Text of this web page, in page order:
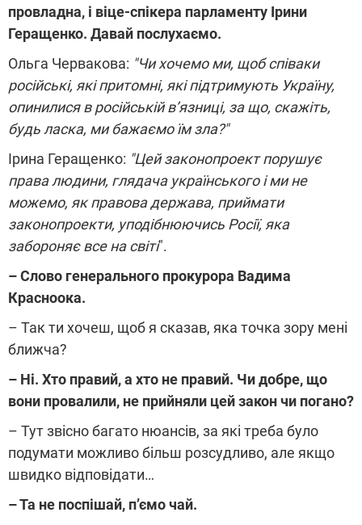
провладна, і віце-спікера парламенту Ірини
Геращенко. Давай послухаємо.
Ольга Червакова: "Чи хочемо ми, щоб співаки
російські, які притомні, які підтримують Україну,
опинилися в російській в’язниці, за що, скажіть,
будь ласка, ми бажаємо їм зла?"
Ірина Геращенко: "Цей законопроект порушує
права людини, глядача українського і ми не
можемо, як правова держава, приймати
законопроекти, уподібнюючись Росії, яка
забороняє все на світі".
– Слово генерального прокурора Вадима
Красноока.
– Так ти хочеш, щоб я сказав, яка точка зору мені
ближча?
– Ні. Хто правий, а хто не правий. Чи добре, що
вони провалили, не прийняли цей закон чи погано?
– Тут звісно багато нюансів, за які треба було
подумати можливо більш розсудливо, але якщо
швидко відповідати…
– Та не поспішай, п’ємо чай.